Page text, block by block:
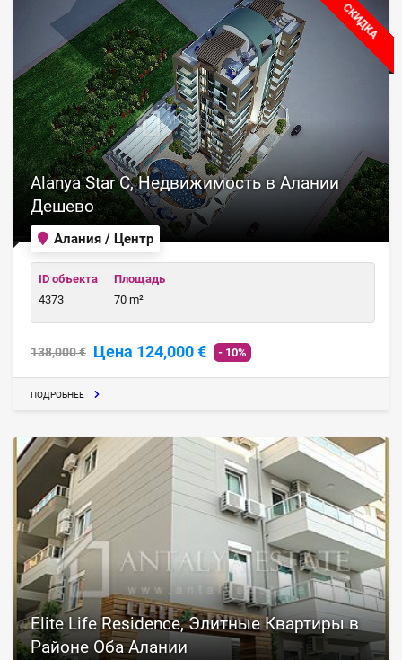
СКИДКА
Алания / Центр
Alanya Star C, Недвижимость в Алании
Дешево
ID объекта
4373
Площадь
70 m²
138,000 € Цена 124,000 € - 10%
ПОДРОБНЕЕ
Elite Life Residence, Элитные Квартиры в
Районе Оба Алании